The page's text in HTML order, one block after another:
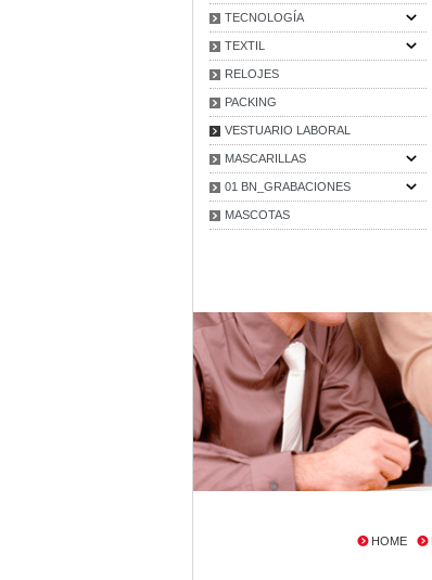
TECNOLOGÍA
TEXTIL
RELOJES
PACKING
VESTUARIO LABORAL
MASCARILLAS
01 BN_GRABACIONES
MASCOTAS
HOME